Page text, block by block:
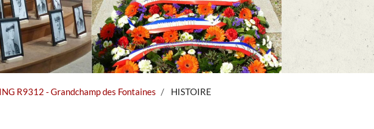
R9312 - Grandchamp des Fontaines HISTOIRE